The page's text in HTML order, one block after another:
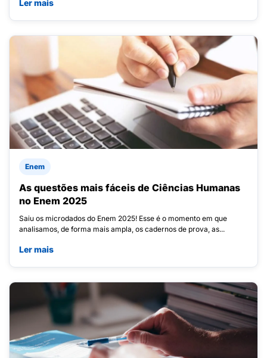
Ler mais
Enem
As questões mais fáceis de Ciências Humanas
no Enem 2025
Saiu os microdados do Enem 2025! Esse é o momento em que
analisamos, de forma mais ampla, os cadernos de prova, as...
Ler mais